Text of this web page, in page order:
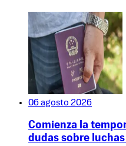
06 agosto 2026
Comienza la
dudas sobre luchas